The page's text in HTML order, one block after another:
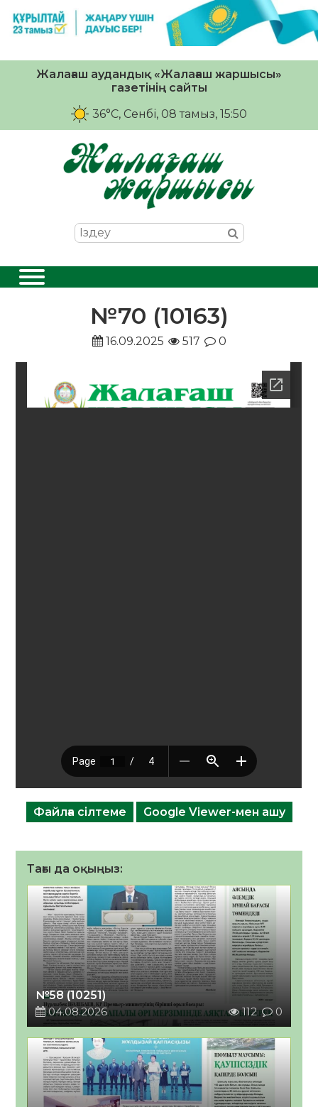
Жалағаш аудандық «Жалағаш жаршысы»
газетінің сайты
36°C, Сенбі, 08 тамыз, 15:50
№70 (10163)
16.09.2025 517 0
Файлға сілтеме Google Viewer-мен ашу
Тағы да оқыңыз:
№58 (10251)
04.08.2026
112 0